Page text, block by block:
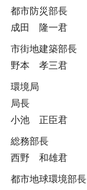
都市防災部長
成田 隆一君
市街地建築部長
野本 孝三君
環境局
局長
小池 正臣君
総務部長
西野 和雄君
都市地球環境部長